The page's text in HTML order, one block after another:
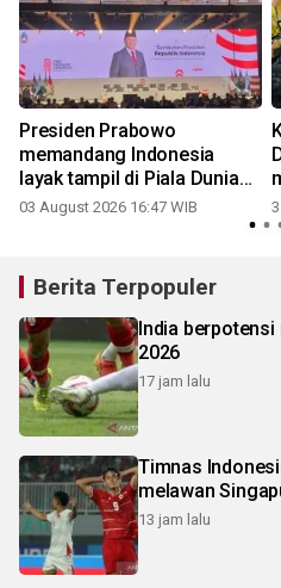
Presiden Prabowo
memandang Indonesia
layak tampil di Piala Dunia
2030
03 August 2026 16:47 WIB
Berita Terpopuler
India berpotensi
2026
17 jam lalu
Timnas
melawan
13 jam lalu